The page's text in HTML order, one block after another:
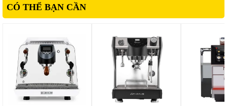
Vòi 3: lấy nước trái cây hoặc nước trà đã được chuẩn bị
Việc phân chia vòi theo chức năng giúp nhân viên pha chế không
cần chuyển đổi nguồn nguyên liệu liên tục, từ đó rút ngắn thời
gian làm việc và nâng cao tốc độ phục vụ.
CÓ THỂ BẠN CẦN